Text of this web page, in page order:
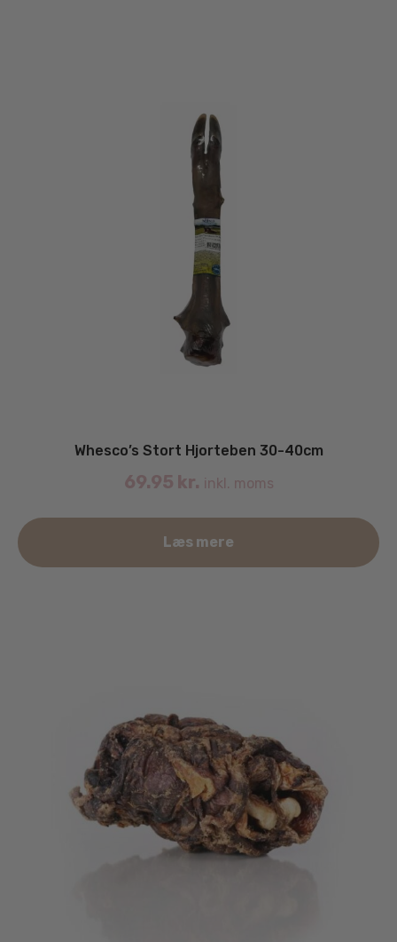
Whesco’s Stort Hjorteben 30-40cm
69.95 kr. inkl. moms
Læs mere